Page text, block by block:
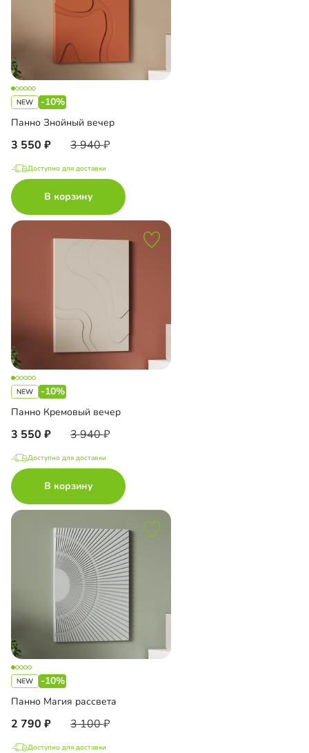
-10%
Панно Знойный вечер
3 550 3 940
Доступно для доставки
В корзину
-10%
Панно Кремовый вечер
3 550 3 940
Доступно для доставки
В корзину
-10%
Панно Магия рассвета
2 790 3 100
Доступно для доставки